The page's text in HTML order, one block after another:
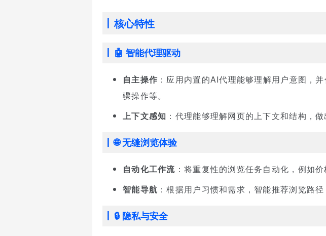
核心特性
🤖 智能代理驱动
自主操作 ：应用内置的AI代理能够理解用户意图，
骤操作等。
上下文感知 ：代理能够理解网页的上下文和结构，
🌐 无缝浏览体验
自动化工作流 ：将重复性的浏览任务自动化，例如
智能导航 ：根据用户习惯和需求，智能推荐浏览路径
🔒 隐私与安全